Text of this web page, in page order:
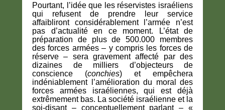
Pourtant, l’idée que les réservistes israéliens
qui refusent de prendre leur service
affaibliront considérablement l’armée n’est
pas d’actualité en ce moment. L’état de
préparation de plus de 500.000 membres
des forces armées – y compris les forces de
réserve – sera gravement affecté par des
dizaines de milliers d’objecteurs de
conscience (conchies) et empêchera
indéniablement l’amélioration du moral des
forces armées israéliennes, qui est déjà
extrêmement bas. La société israélienne et la
soi-disant – conceptuellement parlant – «